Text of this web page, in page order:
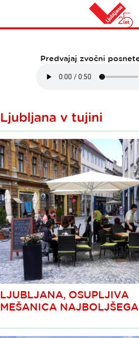
Domov
Predvajaj zvočni
Ljubljana v tujini
LJUBLJANA, OSUPLJIVA
MEŠANICA NAJBOLJŠEGA